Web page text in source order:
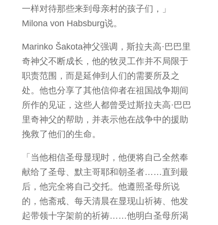
一样对待那些来到母亲村的孩子们，」
Milona von Habsburg说。
Marinko Šakota神父强调，斯拉夫高·巴巴里
奇神父不断成长，他的牧灵工作并不局限于
职责范围，而是延伸到人们的需要所及之
处。他也分享了其他信仰者在祖国战争期间
所作的见证，这些人都曾受过斯拉夫高·巴巴
里奇神父的帮助，并表示他在战争中的援助
挽救了他们的生命。
「当他相信圣母显现时，他便将自己全然奉
献给了圣母、默主哥耶和朝圣者……直到最
后，他完全将自己交托。他遵照圣母所说
的，他斋戒、每天清晨在显现山祈祷、他发
起带领十字架前的祈祷……他明白圣母所渴